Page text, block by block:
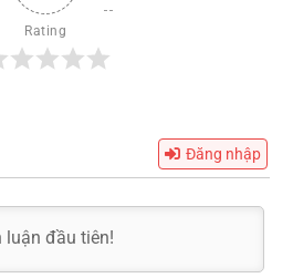
Rating
Đăng nhập